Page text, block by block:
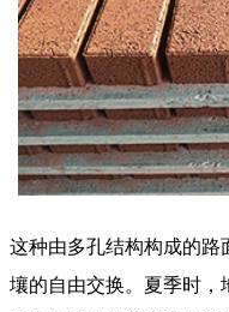
这种由多孔结构构成的路
壤的自由交换。夏季时，